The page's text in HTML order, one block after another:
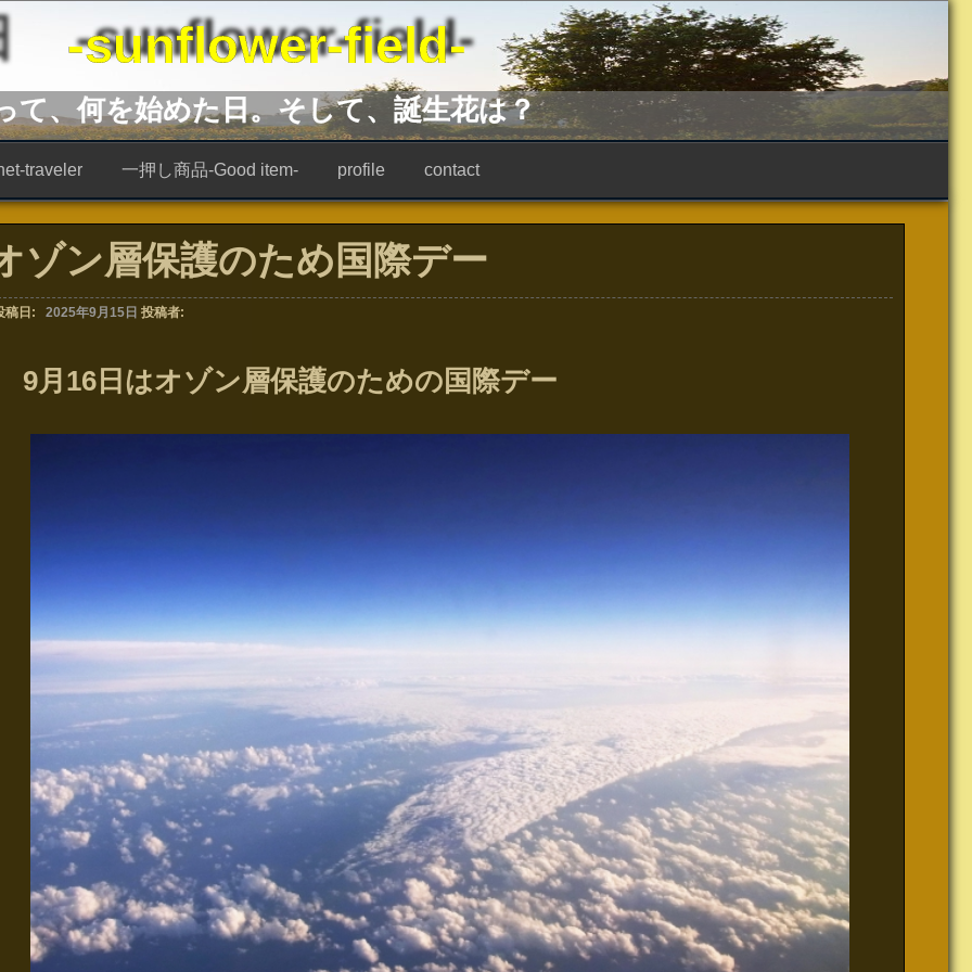
-sunflower-field-
、何を始めた日。そして、誕生花は？
traveler 一押し商品-Good item- profile contact
ゾン層保護のため国際デー
稿日: 2025年9月15日 投稿者:
9月16日はオゾン層保護のための国際デー